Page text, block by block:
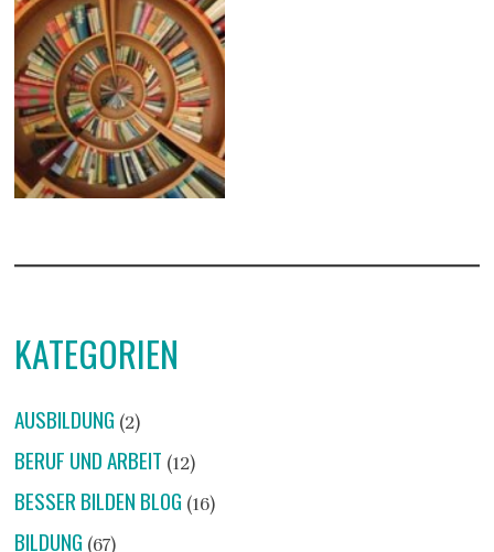
KATEGORIEN
AUSBILDUNG (2)
BERUF UND ARBEIT (12)
BESSER BILDEN BLOG (16)
BILDUNG (67)